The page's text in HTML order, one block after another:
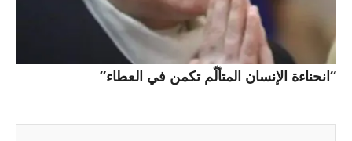
“انحناءة الإنسان المتألّم تكمن في العطاء”